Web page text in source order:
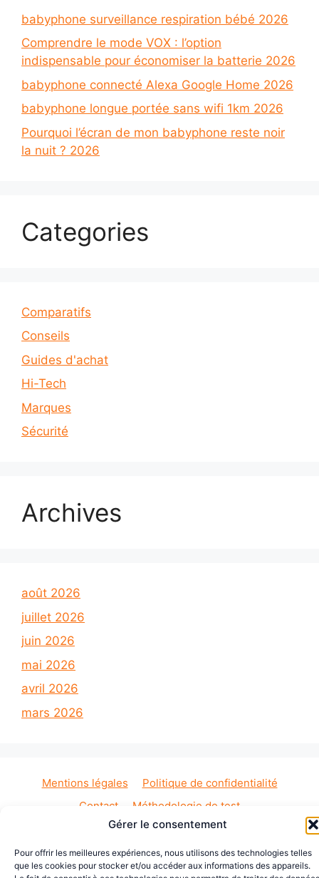
Gérer le consentement
Pour offrir les meilleures expériences, nous utilisons des technologies telles
que les cookies pour stocker et/ou accéder aux informations des appareils.
babyphone surveillance respiration bébé 2026
Comprendre le mode VOX : l’option
indispensable pour économiser la batterie 2026
babyphone connecté Alexa Google Home 2026
babyphone longue portée sans wifi 1km 2026
Pourquoi l’écran de mon babyphone reste noir
la nuit ? 2026
Categories
Comparatifs
Conseils
Guides d'achat
Hi-Tech
Marques
Sécurité
Archives
août 2026
juillet 2026
juin 2026
mai 2026
avril 2026
mars 2026
Mentions légales
Politique de confidentialité
Contact
Méthodologie de test
Sécurité : Ondes & Piratage
Sélecteur babyphone
© 2026 Babyphone Vidéo — Comparateur
indépendant